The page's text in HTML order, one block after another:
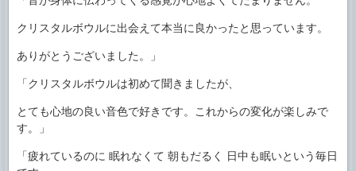
クリスタルボウルに出会えて本当に良かったと思っています。
ありがとうございました。」
「クリスタルボウルは初めて聞きましたが、
とても心地の良い音色で好きです。これからの変化が楽しみで
す。」
「疲れているのに 眠れなくて 朝もだるく 日中も眠いという毎日